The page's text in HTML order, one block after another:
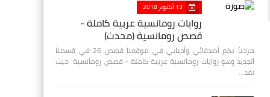
13 أكتوبر 2018
روايات رومانسية عربية كاملة -
قصص رومانسية (محدث)
مرحباً بكم أصدقائي وأحبابي في موقعنا قصص 26 في قسمنا
الجديد وهو روايات رومانسية عربية كاملة - قصص رومانسية حيث
نقد…